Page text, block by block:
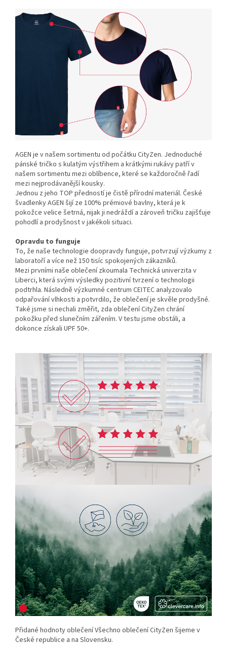
AGEN je v našem sortimentu od počátku CityZen. Jednoduché
pánské tričko s kulatým výstřihem a krátkými rukávy patří v
našem sortimentu mezi oblíbence, které se každoročně řadí
mezi nejprodávanější kousky.
Jednou z jeho TOP předností je čistě přírodní materiál. České
švadlenky AGEN šijí ze 100% prémiové bavlny, která je k
pokožce velice šetrná, nijak ji nedráždí a zároveň tričku zajišťuje
pohodlí a prodyšnost v jakékoli situaci.
Opravdu to funguje
To, že naše technologie doopravdy funguje, potvrzují výzkumy z
laboratoří a více než 150 tisíc spokojených zákazníků.
Mezi prvními naše oblečení zkoumala Technická univerzita v
Liberci, která svými výsledky pozitivní tvrzení o technologii
podtrhla. Následně výzkumné centrum CEITEC analyzovalo
odpařování vlhkosti a potvrdilo, že oblečení je skvěle prodyšné.
Také jsme si nechali změřit, zda oblečení CityZen chrání
pokožku před slunečním zářením. V testu jsme obstáli, a
dokonce získali UPF 50+.
Přidané hodnoty oblečení Všechno oblečení CityZen šijeme v
České republice a na Slovensku.